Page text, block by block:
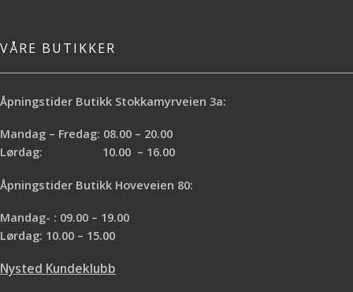
VÅRE BUTIKKER
Åpningstider Butikk Stokkamyrveien 3a:
Mandag – Fredag: 08.00 – 20.00
Lørdag: 10.00 – 16.00
Åpningstider Butikk Hoveveien 80:
Mandag- : 09.00 – 19.00
Lørdag: 10.00 – 15.00
Nysted Kundeklubb